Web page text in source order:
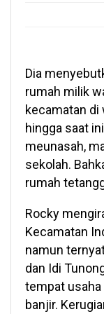
Dia
rumah milik
kecamatan di
hingga saat
meunasah,
sekolah.
rumah
Rocky
Kecamatan
namun
dan Idi
tempat
banjir.